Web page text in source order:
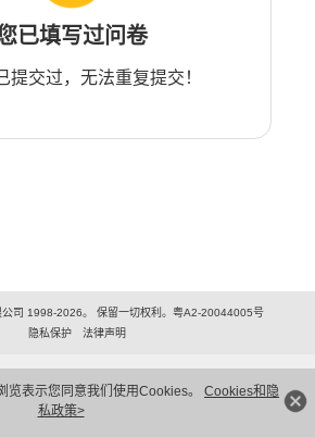
览表示您同意我们使用Cookies。 Cookies和隐
私政策>
已填写过问卷
提交过，无法重复提交！
司 1998-2026。 保留一切权利。粤A2-20044005号
隐私保护
法律声明